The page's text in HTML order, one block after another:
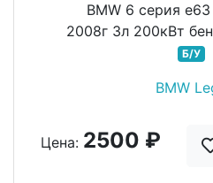
BMW 6 серия
2008г 3л 200кВт
Б/У
BMW
Цена: 2500 ₽